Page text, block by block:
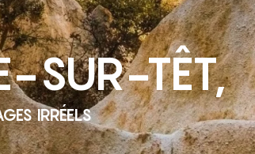
SUR-TÊT,
IRRÉELS